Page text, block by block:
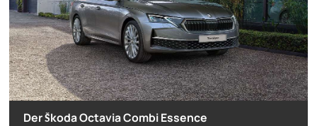
Der Škoda Octavia Combi Essence